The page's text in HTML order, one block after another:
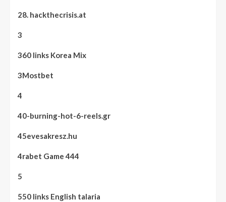
28. hackthecrisis.at
3
360 links Korea Mix
3Mostbet
4
40-burning-hot-6-reels.gr
45evesakresz.hu
4rabet Game 444
5
550 links English talaria